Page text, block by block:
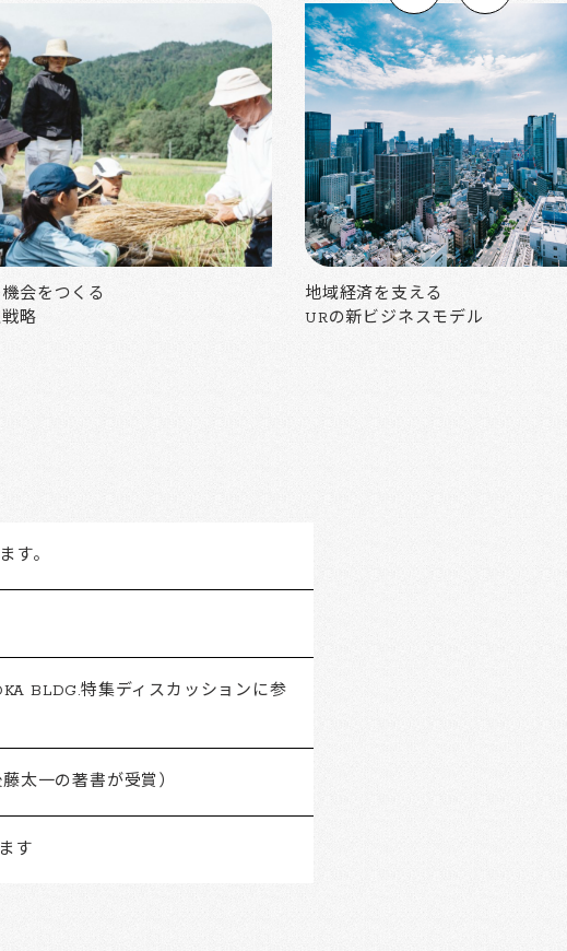
会をつくる
略
地域経済を支える
URの新ビジネスモデル
す。
BLDG.特集ディスカッションに参
太一の著書が受賞）
す